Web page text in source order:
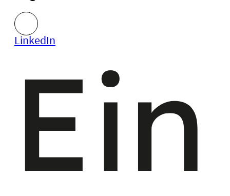
LinkedIn